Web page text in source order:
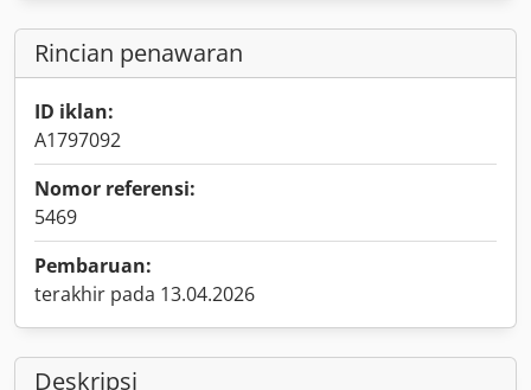
Rincian penawaran
ID iklan:
A1797092
Nomor referensi:
5469
Pembaruan:
terakhir pada 13.04.2026
Deskripsi